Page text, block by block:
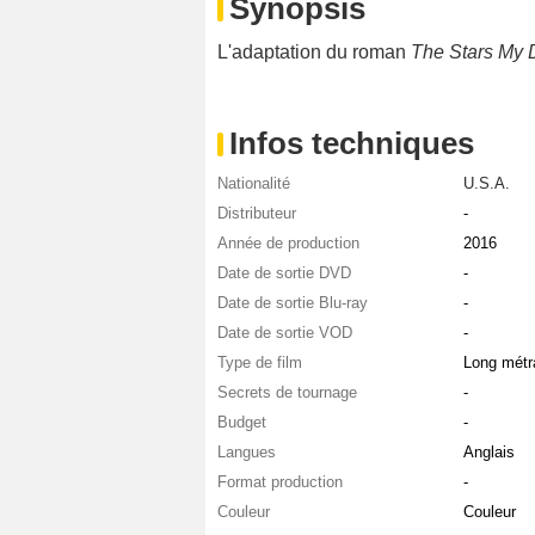
Synopsis
L'adaptation du roman The Stars My
Infos techniques
Nationalité
U.S.A.
Distributeur
-
Année de production
2016
Date de sortie DVD
-
Date de sortie Blu-ray
-
Date de sortie VOD
-
Type de film
Long
Secrets de tournage
-
Budget
-
Langues
Anglais
Format production
-
Couleur
Couleur